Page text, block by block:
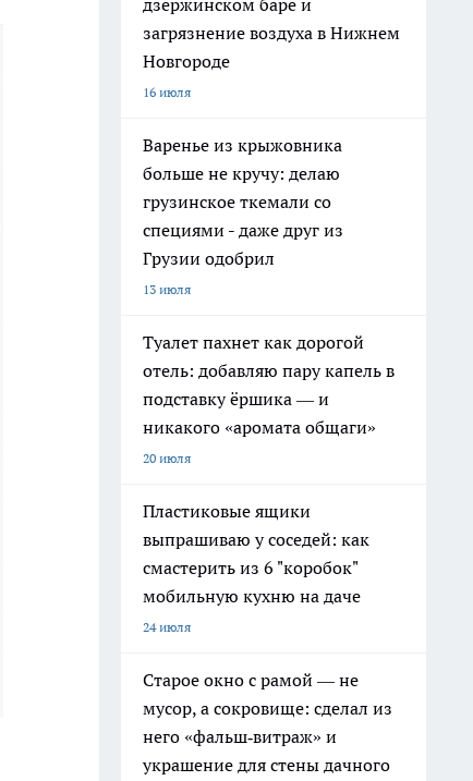
дзержинском баре и
загрязнение воздуха в Нижнем
Новгороде
16 июля
Варенье из крыжовника
больше не кручу: делаю
грузинское ткемали со
специями - даже друг из
Грузии одобрил
13 июля
Туалет пахнет как дорогой
отель: добавляю пару капель в
подставку ёршика — и
никакого «аромата общаги»
20 июля
Пластиковые ящики
выпрашиваю у соседей: как
смастерить из 6 "коробок"
мобильную кухню на даче
24 июля
Старое окно с рамой — не
мусор, а сокровище: сделал из
него «фальш‑витраж» и
украшение для стены дачного